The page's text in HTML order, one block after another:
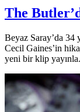
The
Beyaz Saray’da 34
Cecil Gaines’in
yeni bir klip